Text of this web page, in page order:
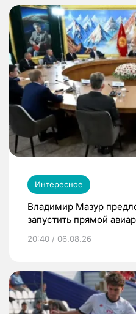
Интересное
Владимир Мазур
запустить прямой
20:40 / 06.08.26